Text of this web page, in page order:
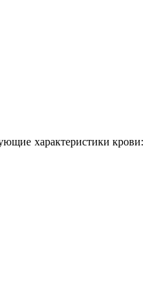
характеристики крови: